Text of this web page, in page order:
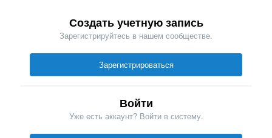
Создать учетную запись
Зарегистрируйтесь в нашем сообществе.
Зарегистрироваться
Войти
Уже есть аккаунт? Войти в систему.